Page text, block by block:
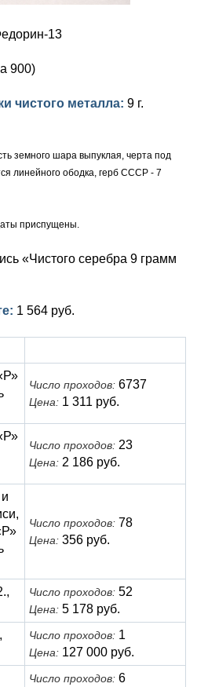
13
900)
чистого металла: 9 г.
земного шара выпуклая, черта под
линейного ободка, герб СССР - 7
приспущены.
«Чистого серебра 9 грамм
1 564 руб.
Число проходов: 6737
Цена: 1 311 руб.
Число проходов: 23
Цена: 2 186 руб.
Число проходов: 78
Цена: 356 руб.
Число проходов: 52
Цена: 5 178 руб.
Число проходов: 1
Цена: 127 000 руб.
Число проходов: 6